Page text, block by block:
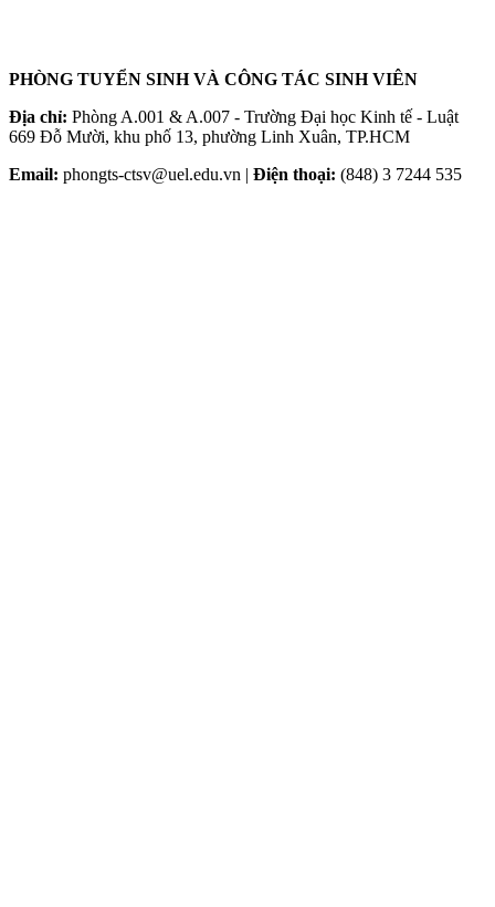
PHÒNG TUYỂN SINH VÀ CÔNG TÁC SINH VIÊN
Địa chỉ: Phòng A.001 & A.007 - Trường Đại học Kinh tế - Luật
669 Đỗ Mười, khu phố 13, phường Linh Xuân, TP.HCM
Email: phongts-ctsv@uel.edu.vn | Điện thoại: (848) 3 7244 535